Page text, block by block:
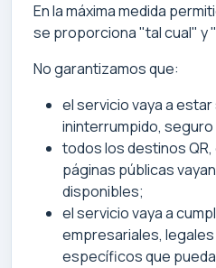
En la máxima medida
se proporciona "tal cual" y
No garantizamos que:
el servicio vaya a
ininterrumpido,
todos los destinos
páginas públicas
disponibles;
el servicio vaya a
empresariales,
específicos que